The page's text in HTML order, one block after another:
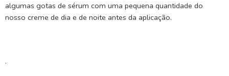
algumas gotas de sérum com uma pequena quantidade do
nosso creme de dia e de noite antes da aplicação.
.